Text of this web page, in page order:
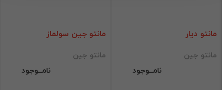
مانتو دیار
مانتو جین
نامــوجود
مانتو جین سولماز
مانتو جین
نامــوجود